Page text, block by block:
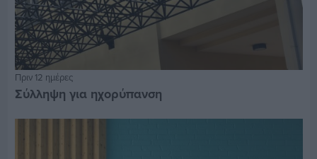
Πριν 12 ημέρες
Σύλληψη για ηχορύπανση